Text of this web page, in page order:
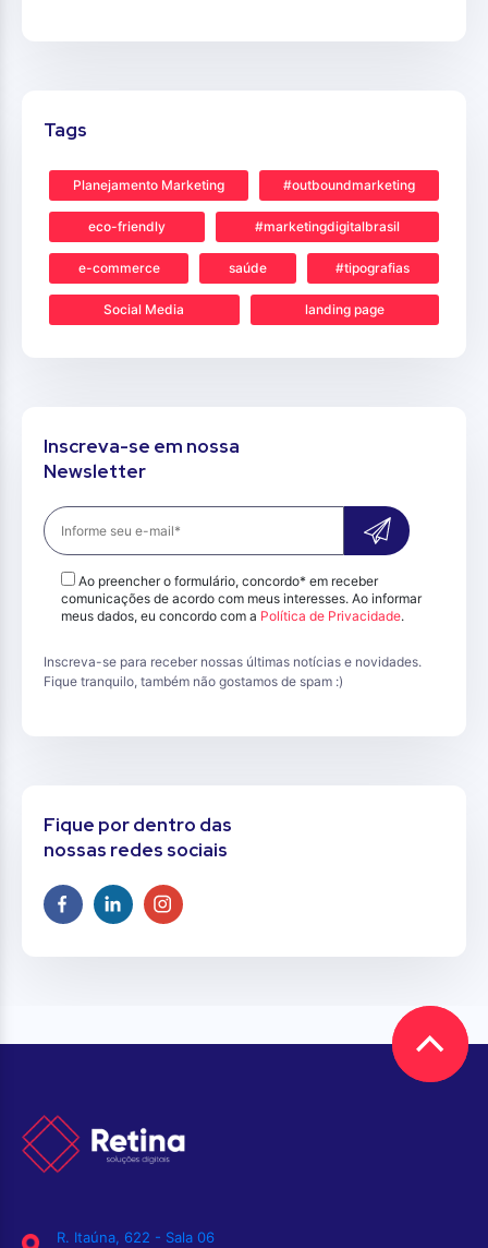
Tags
Planejamento Marketing #outboundmarketing
eco-friendly #marketingdigitalbrasil
e-commerce saúde #tipografias
Social Media landing page
Inscreva-se em nossa
Newsletter
Ao preencher o formulário, concordo* em receber
comunicações de acordo com meus interesses. Ao informar
meus dados, eu concordo com a Política de Privacidade.
Inscreva-se para receber nossas últimas notícias e novidades.
Fique tranquilo, também não gostamos de spam :)
Fique por dentro das
nossas redes sociais
R. Itaúna, 622 - Sala 06